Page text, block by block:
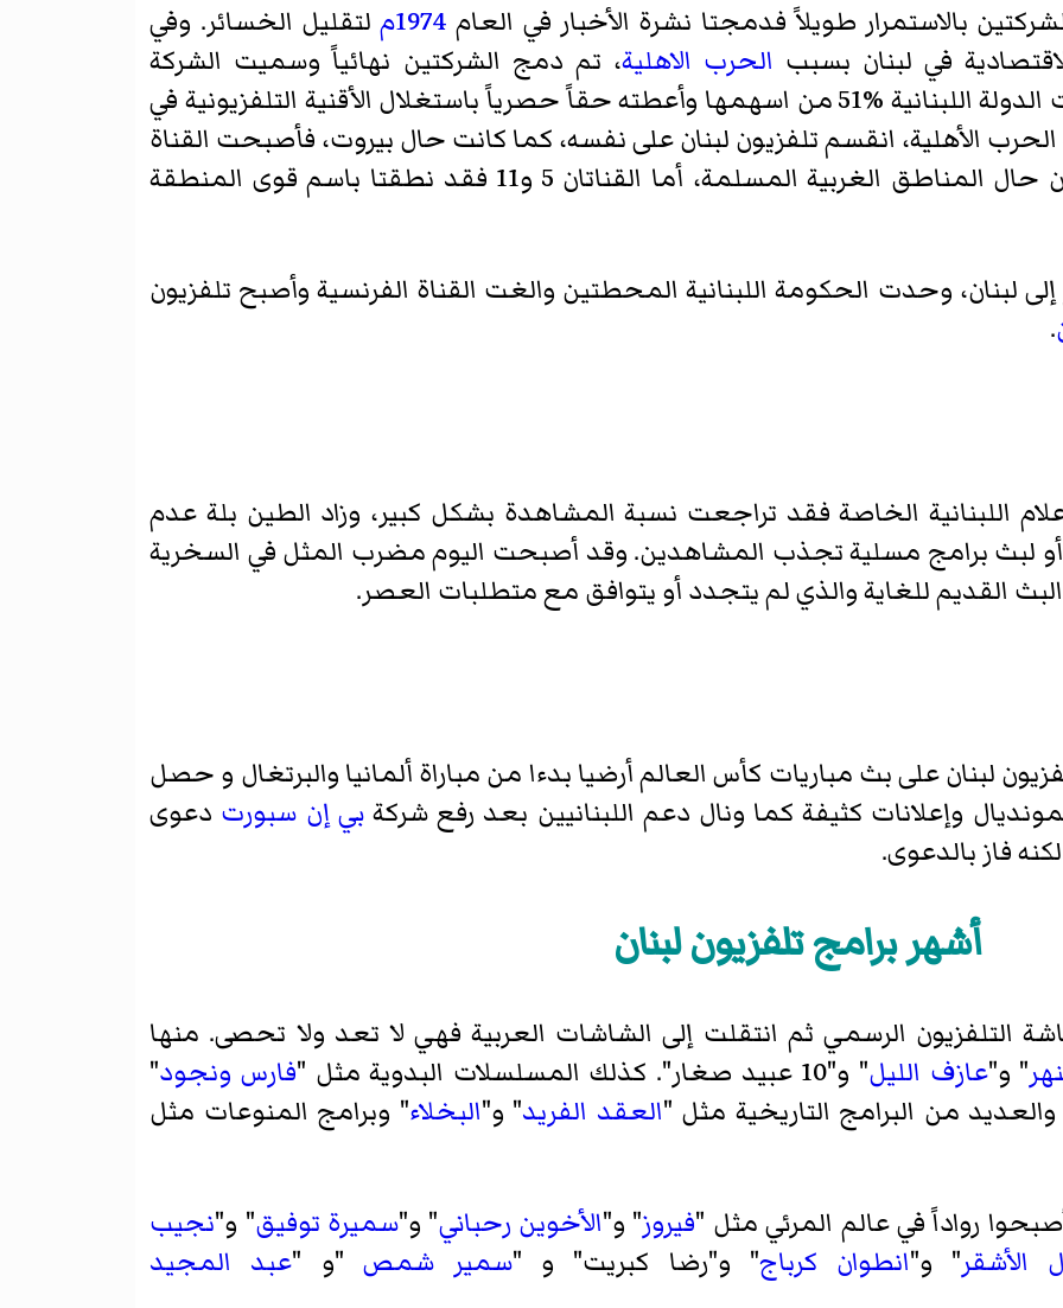
بالاستمرار طويلاً فدمجتا نشرة الأخبار في العام 1974م لتقليل الخسائر. وفي
في لبنان بسبب الحرب الاهلية، تم دمج الشركتين نهائياً وسميت الشركة
وأعطته حقاً حصرياً باستغلال الأقنية التلفزيونية في
الأهلية، انقسم تلفزيون لبنان على نفسه، كما كانت حال بيروت، فأصبحت القناة
7 والقناة 9 (الناطقة بالفرنسية) لسان حال المناطق الغربية المسلمة، أما القناتان 5 و11 فقد نطقتا باسم قوى المنطقة
إلى لبنان، وحدت الحكومة اللبنانية المحطتين والغت القناة الفرنسية وأصبح تلفزيون
.
اللبنانية الخاصة فقد تراجعت نسبة المشاهدة بشكل كبير، وزاد الطين بلة عدم
أو لبث برامج مسلية تجذب المشاهدين. وقد أصبحت اليوم مضرب المثل في السخرية
القديم للغاية والذي لم يتجدد أو يتوافق مع متطلبات العصر.
لبنان على بث مباريات كأس العالم أرضيا بدءا من مباراة ألمانيا والبرتغال و حصل
وإعلانات كثيفة كما ونال دعم اللبنانيين بعد رفع شركةبي إن سبورت دعوى
أشهر برامج تلفزيون لبنان
التلفزيون الرسمي ثم انتقلت إلى الشاشات العربية فهي لا تعد ولا تحصى. منها
" و"عازف الليل" و"10 عبيد صغار ". كذلك المسلسلات البدوية مثل "فارس ونجود"
من البرامج التاريخية مثل "العقد الفريد" و"البخلاء" وبرامج المنوعات مثل
رواداً في عالم المرئي مثل "فيروز" و"الأخوين رحباني" و"سميرة توفيق" و"نجيب
الأشقر" و"انطوان كرباج" و"رضا كبريت" و "سمير شمص "و "عبد المجيد